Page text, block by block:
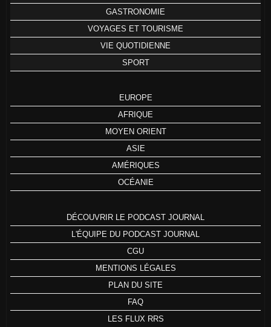
GASTRONOMIE
VOYAGES ET TOURISME
VIE QUOTIDIENNE
SPORT
EUROPE
AFRIQUE
MOYEN ORIENT
ASIE
AMÉRIQUES
OCÉANIE
DÉCOUVRIR LE PODCAST JOURNAL
L'ÉQUIPE DU PODCAST JOURNAL
CGU
MENTIONS LÉGALES
PLAN DU SITE
FAQ
LES FLUX RRS